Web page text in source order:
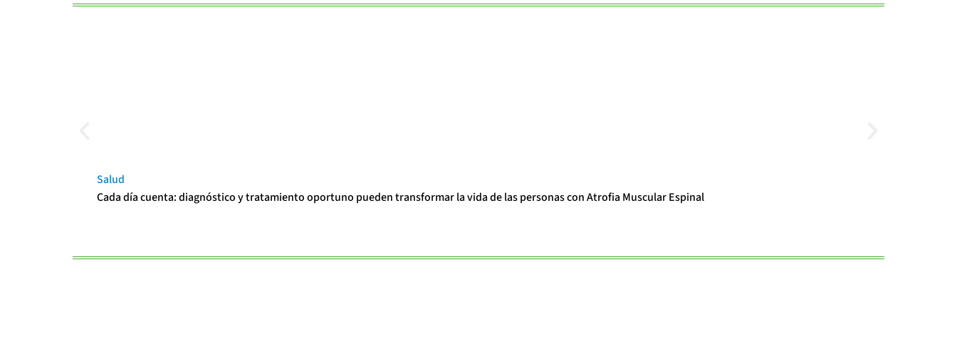
Salud
Cada día cuenta: diagnóstico y tratamiento oportuno pueden transformar la vida de las personas con Atrofia Muscular Espinal